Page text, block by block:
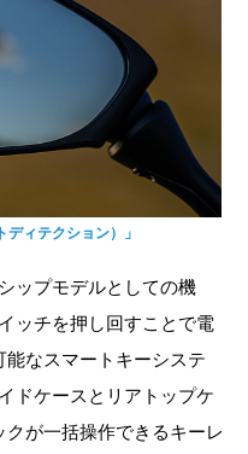
ディテクション）」
ップモデルとしての機
ッチを押し回すことで電
なスマートキーシステ
ドケースとリアトップケ
が一括操作できるキーレ